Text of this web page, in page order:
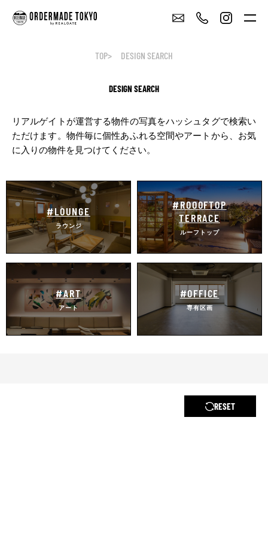
TOP DESIGN SEARCH
DESIGN SEARCH
リアルゲイトが運営する物件の写真をハッシュタグで検索い
ただけます。 物件毎に個性あふれる空間やアートから、お気
に入りの物件を見つけてください。
#LOUNGE
ラウンジ
#ROOOFTOP
TERRACE
ルーフトップ
#ART
アート
#OFFICE
専有区画
RESET